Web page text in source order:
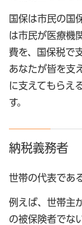
国保は市民の国
は市民が医療機
費を、国保税で
あなたが皆を支
に支えてもらえ
す。
納税義務者
世帯の代表であ
例えば、世帯主
の被保険者でな